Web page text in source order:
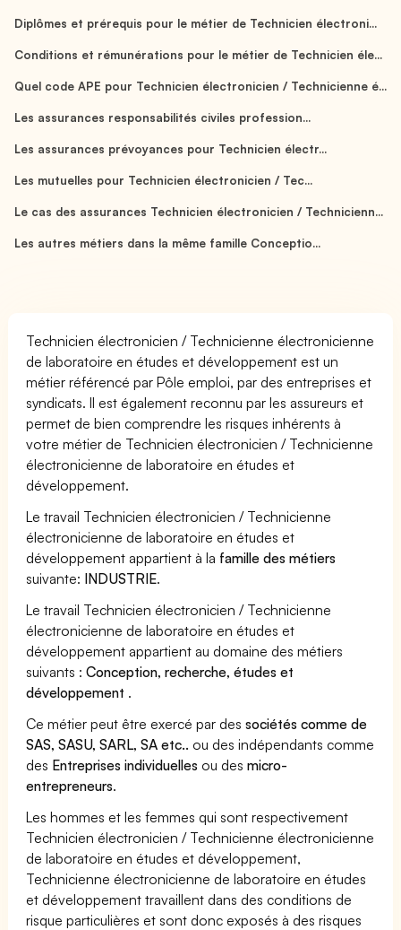
Diplômes et prérequis pour le métier de Technicien électroni...
Conditions et rémunérations pour le métier de Technicien éle...
Quel code APE pour Technicien électronicien / Technicienne é...
Les assurances responsabilités civiles profession...
Les assurances prévoyances pour Technicien électr...
Les mutuelles pour Technicien électronicien / Tec...
Le cas des assurances Technicien électronicien / Technicienn...
Les autres métiers dans la même famille Conceptio...
Technicien électronicien / Technicienne électronicienne
de laboratoire en études et développement est un
métier référencé par Pôle emploi, par des entreprises et
syndicats. Il est également reconnu par les assureurs et
permet de bien comprendre les risques inhérents à
votre métier de Technicien électronicien / Technicienne
électronicienne de laboratoire en études et
développement.
Le travail Technicien électronicien / Technicienne
électronicienne de laboratoire en études et
développement appartient à la famille des métiers
suivante: INDUSTRIE.
Le travail Technicien électronicien / Technicienne
électronicienne de laboratoire en études et
développement appartient au domaine des métiers
suivants :Conception, recherche, études et
développement .
Ce métier peut être exercé par dessociétés comme de
SAS, SASU, SARL, SA etc.. ou des indépendants comme
des Entreprises individuelles ou desmicro-
entrepreneurs.
Les hommes et les femmes qui sont respectivement
Technicien électronicien / Technicienne électronicienne
de laboratoire en études et développement,
Technicienne électronicienne de laboratoire en études
et développement travaillent dans des conditions de
risque particulières et sont donc exposés à des risques